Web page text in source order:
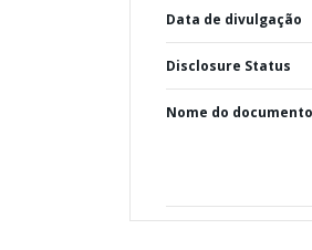
Data de divulgação
Disclosure Status
Nome do documento